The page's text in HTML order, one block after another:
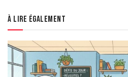
À lire également